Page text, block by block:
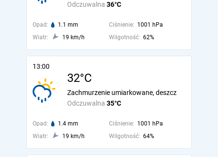
Odczuwalna 36°C
Opad: 1.1 mm Ciśnienie: 1001 hPa
Wiatr:
19 km/h Wilgotność: 62%
13:00
32°C
Odczuwalna 35°C
Zachmurzenie umiarkowane, deszcz
Opad: 1.4 mm Ciśnienie: 1001 hPa
Wiatr:
19 km/h Wilgotność: 64%